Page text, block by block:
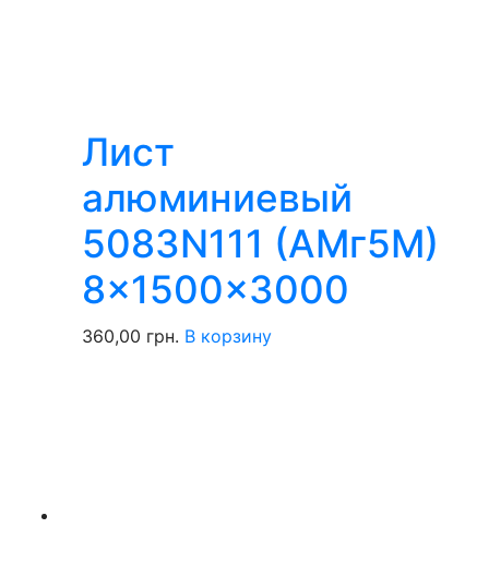
Лист
алюминиевый
5083N111 (АМг5М)
8x1500x3000
360,00 грн. В корзину